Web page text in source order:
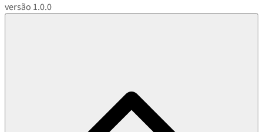
versão 1.0.0